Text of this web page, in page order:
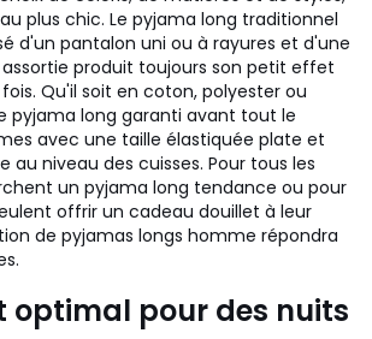
plus chic. Le pyjama long traditionnel
d'un pantalon uni ou à rayures et d'une
produit toujours son petit effet
Qu'il soit en coton, polyester ou
pyjama long garanti avant tout le
avec une taille élastiquée plate et
au niveau des cuisses. Pour tous les
un pyjama long tendance ou pour
offrir un cadeau douillet à leur
de pyjamas longs homme répondra
optimal pour des nuits